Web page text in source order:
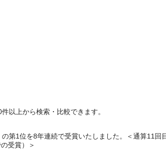
以上から検索・比較できます。
第1位を8年連続で受賞いたしました。＜通算11
受賞）＞